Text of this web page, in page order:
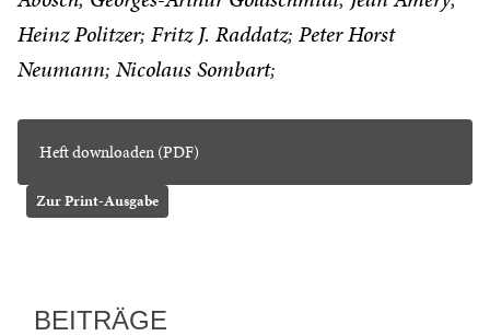
Heinz Politzer Fritz J. Raddatz Peter Horst
Neumann Nicolaus Sombart
Heft downloaden (PDF)
Zur Print-Ausgabe
BEITRÄGE